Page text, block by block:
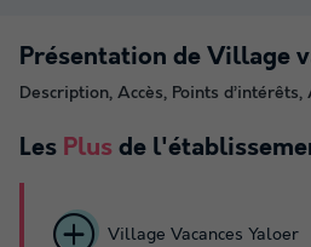
Présentation de Village
Description, Accès, Points
Les Plus de
Village Vacances Yaloer